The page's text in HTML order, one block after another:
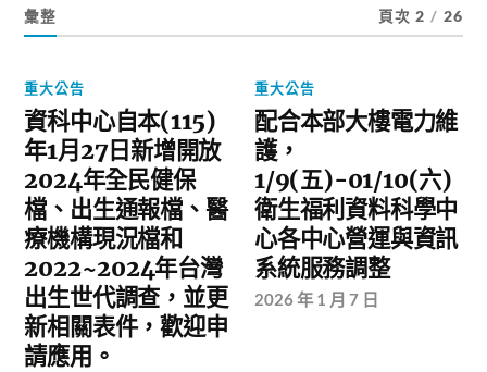
彙整 頁次 2 / 26
重大公告
資科中心自本(115)
年1月27日新增開放
2024年全民健保
檔、出生通報檔、醫
療機構現況檔和
2022~2024年台灣
出生世代調查，並更
新相關表件，歡迎申
請應用。
重大公告
配合本部大樓電力維
護，
1/9(五)-01/10(六)
衛生福利資料科學中
心各中心營運與資訊
系統服務調整
2026 年 1 月 7 日